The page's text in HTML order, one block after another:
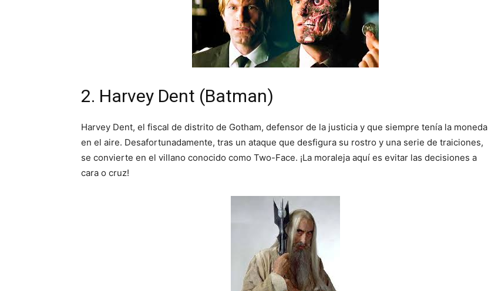
2. Harvey Dent (Batman)
Harvey Dent, el fiscal de distrito de Gotham, defensor de la justicia y que siempre tenía la moneda
en el aire. Desafortunadamente, tras un ataque que desfigura su rostro y una serie de traiciones,
se convierte en el villano conocido como Two-Face. ¡La moraleja aquí es evitar las decisiones a
cara o cruz!